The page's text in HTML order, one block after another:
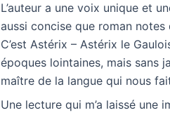
L’auteur a une voix unique et
aussi concise que roman
C’est Astérix – Astérix le
époques lointaines, mais sans
maître de la langue qui nous
Une lecture qui m’a laissé une